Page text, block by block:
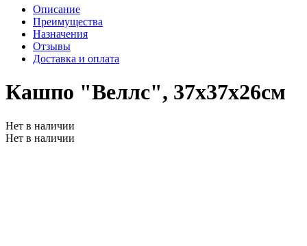
Описание
Преимущества
Назначения
Отзывы
Доставка и оплата
Кашпо "Веллс", 37x37x26см
Нет в наличии
Нет в наличии